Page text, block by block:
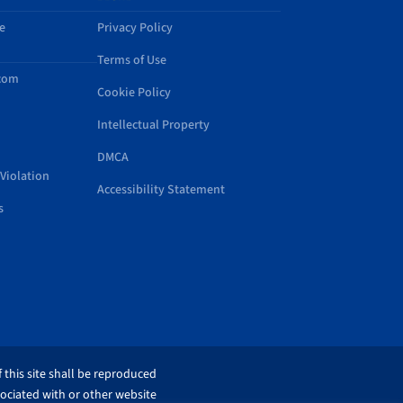
Privacy Policy
Terms of Use
Cookie Policy
Intellectual Property
DMCA
Accessibility Statement
site shall be reproduced
with or other website